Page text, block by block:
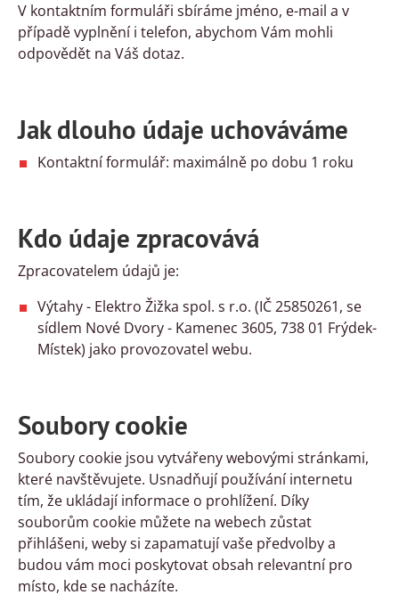
V kontaktním formuláři sbíráme jméno, e-mail a v
případě vyplnění i telefon, abychom Vám mohli
odpovědět na Váš dotaz.
Jak dlouho údaje uchováváme
Kontaktní formulář: maximálně po dobu 1 roku
Kdo údaje zpracovává
Zpracovatelem údajů je:
Výtahy - Elektro Žižka spol. s r.o. (IČ 25850261, se
sídlem Nové Dvory - Kamenec 3605, 738 01 Frýdek-
Místek) jako provozovatel webu.
Soubory cookie
Soubory cookie jsou vytvářeny webovými stránkami,
které navštěvujete. Usnadňují používání internetu
tím, že ukládají informace o prohlížení. Díky
souborům cookie můžete na webech zůstat
přihlášeni, weby si zapamatují vaše předvolby a
budou vám moci poskytovat obsah relevantní pro
místo, kde se nacházíte.